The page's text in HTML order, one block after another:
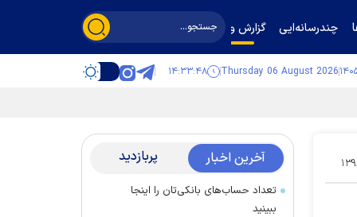
چندرسانه‌ایی گزارش و گفت‌وگو
Thursday 06 August 2026 ۱۴:۳۳:۴۸
۱۵ آخرین اخبار پربازدید
تعداد حساب‌های بانکی‌تان را اینجا
ببینید